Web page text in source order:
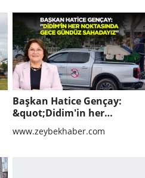
Başkan Hatice Gençay:
&quot;Didim'in her
noktasında gece gündüz
sahadayız&quot;
www.zeybekhaber.com